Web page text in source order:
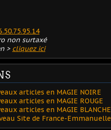
non surtaxé
> cliquez ici
articles en MAGIE NOIRE
articles en MAGIE ROUGE
articles en MAGIE BLANCHE
Site de France-Emmanuelle